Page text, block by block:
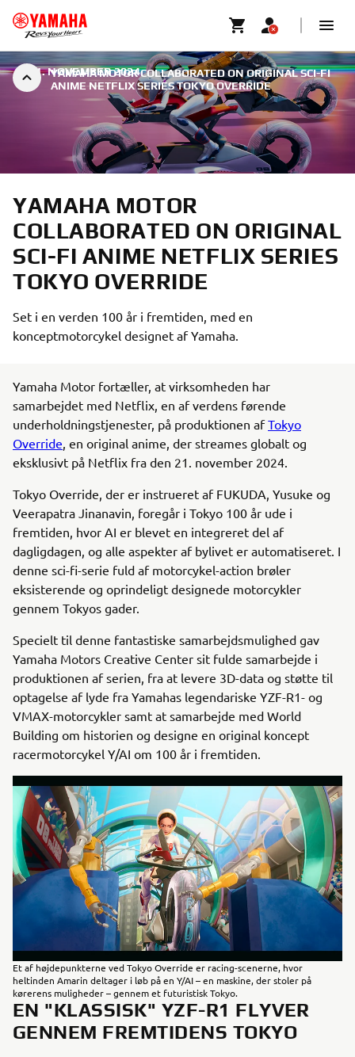
YAMAHA MOTOR COLLABORATED ON ORIGINAL SCI-FI
ANIME NETFLIX SERIES TOKYO OVERRIDE
21. NOVEMBER 2024
YAMAHA MOTOR
COLLABORATED ON ORIGINAL
SCI-FI ANIME NETFLIX SERIES
TOKYO OVERRIDE
Set i en verden 100 år i fremtiden, med en
konceptmotorcykel designet af Yamaha.
Yamaha Motor fortæller, at virksomheden har
samarbejdet med Netflix, en af verdens førende
underholdningstjenester, på produktionen afTokyo
Override, en original anime, der streames globalt og
eksklusivt på Netflix fra den 21. november 2024.
Tokyo Override, der er instrueret af FUKUDA, Yusuke og
Veerapatra Jinanavin, foregår i Tokyo 100 år ude i
fremtiden, hvor AI er blevet en integreret del af
dagligdagen, og alle aspekter af bylivet er automatiseret. I
denne sci-fi-serie fuld af motorcykel-action brøler
eksisterende og oprindeligt designede motorcykler
gennem Tokyos gader.
Specielt til denne fantastiske samarbejdsmulighed gav
Yamaha Motors Creative Center sit fulde samarbejde i
produktionen af serien, fra at levere 3D-data og støtte til
optagelse af lyde fra Yamahas legendariske YZF-R1- og
VMAX-motorcykler samt at samarbejde med World
Building om historien og designe en original koncept
racermotorcykel Y/AI om 100 år i fremtiden.
Et af højdepunkterne ved Tokyo Override er racing-scenerne, hvor
heltinden Amarin deltager i løb på en Y/AI – en maskine, der stoler på
kørerens muligheder – gennem et futuristisk Tokyo.
EN "KLASSISK" YZF-R1 FLYVER
GENNEM FREMTIDENS TOKYO